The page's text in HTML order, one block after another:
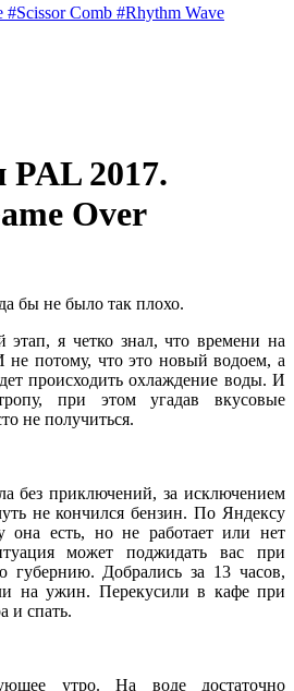
#Scissor Comb #Rhythm Wave
PAL 2017.
Over
бы не было так плохо.
этап, я четко знал, что времени на
не потому, что это новый водоем, а
происходить охлаждение воды. И
при этом угадав вкусовые
не получиться.
без приключений, за исключением
не кончился бензин. По Яндексу
она есть, но не работает или нет
может поджидать вас при
губернию. Добрались за 13 часов,
на ужин. Перекусили в кафе при
и спать.
утро. На воде достаточно